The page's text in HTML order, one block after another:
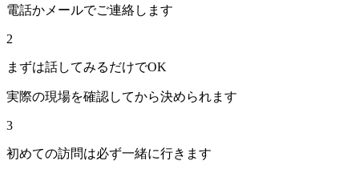
電話かメールでご連絡します
2
まずは話してみるだけでOK
実際の現場を確認してから決められます
3
初めての訪問は必ず一緒に行きます